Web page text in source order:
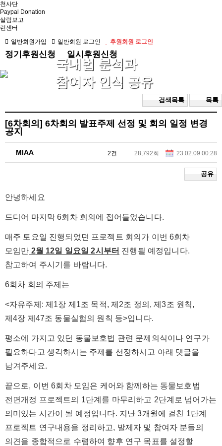
천사단
Paypal Donation
살림보고
런센터
일반회원가입
일반회원 로그인 후원회원 로그인
정기후원신청 일시후원신청
국내법 분석과
참여자 인식 공유
검색목록 목록
[6차회의] 6차회의 발표주제 선정 및 회의 일정 변경
공지
MIAA 2건 28,792회 23.02.09 00:28
공유
안녕하세요
드디어 마지막 6회차 회의에 접어들었습니다.
매주 토요일 진행되었던 프로젝트 회의가 이번 6회차
모임만 2월 12일 일요일 2시부터 진행될 예정입니다.
참고하여 주시기를 바랍니다.
6회차 회의 주제는
<자유주제: 제1장 제1조 목적, 제2조 정의, 제3조 원칙,
제4장 제47조 동물실험의 원칙 등>입니다.
평소에 가지고 있던 동물보호법 관련 문제의식이나 연구가
필요하다고 생각하시는 주제를 선정하시고 아래 댓글을
남겨주세요.
끝으로, 이번 6회차 모임은 케어와 함께하는 동물보호법
전면개정 프로젝트의 1단계를 마무리하고 2단계로 넘어가는
의미있는 시간이 될 예정입니다. 지난 3개월에 걸친 1단계
프로젝트 연구내용을 정리하고, 발제자 및 참여자 분들의
의견을 종합적으로 수렴하여 향후 연구 목표를 설정할